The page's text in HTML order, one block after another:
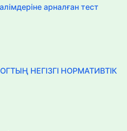
арналған тест
НЕГІЗГІ НОРМАТИВТІК